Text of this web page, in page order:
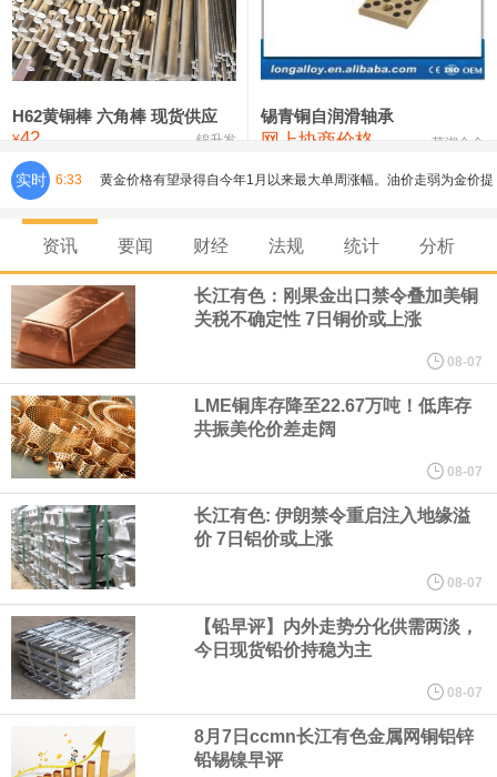
铸造铝合金锭(ZLD104) 24,300—24,500 24,400
压铸锌合金锭 26,500—26,700
氯化镍 38,300—40,300 39,300 0
H62黄铜棒 六角棒 现货供应
¥42 锦升发
锡青铜自润滑轴承
网上协商价格 芜湖合金
实时 6:33 黄金价格有望录得自今年1月以来最大单周涨幅。油价走弱为金价提
供支撑，同时投资者正等待美国非农就业数据，以寻找美国利率前
景的线索。StoneX高级分析师马特·辛普森表示，中东和平前景改善
令市场通胀预期下降，推动黄金价格从此前持续数周、位于4000美
元上方的盘整区间中进一步上涨。
白银连续主力合约日内涨2%，现报15524.00元。
现货白银日内涨3%，现报63.37美元/盎司。
纽约期金突破4350美元/盎司，日内涨1.17%。
现货黄金突破4290美元/盎司，日内涨1.18%。
纽约期银日内涨3%，现报63.45美元/盎司。
现货白银突破63美元/盎司，日内涨2.63%。
资讯 要闻 财经 法规 统计 分析
长江有色：刚果金出口禁令叠加美铜
关税不确定性 7日铜价或上涨
08-07
LME铜库存降至22.67万吨！低库存
共振美伦价差走阔
08-07
长江有色: 伊朗禁令重启注入地缘溢
价 7日铝价或上涨
08-07
【铅早评】内外走势分化供需两淡，
今日现货铅价持稳为主
08-07
8月7日ccmn长江有色金属网铜铝锌
铅锡镍早评